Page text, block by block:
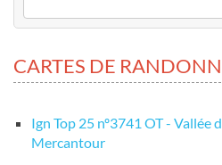
CARTES DE
Ign Top 25 nº3741 OT - Vallée
Mercantour